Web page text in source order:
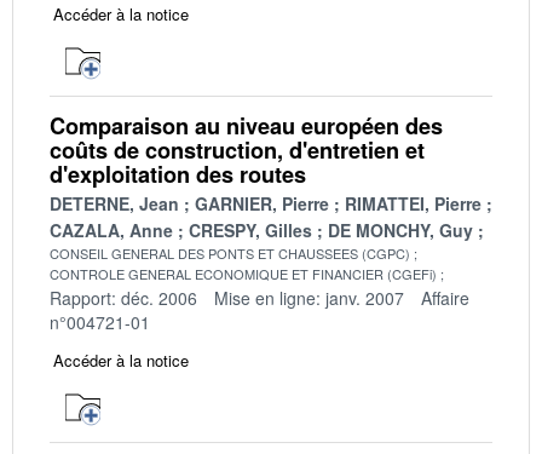
Accéder à la notice
Comparaison au niveau européen des
coûts de construction, d'entretien et
d'exploitation des routes
DETERNE, Jean GARNIER, Pierre
RIMATTEI, Pierre
CAZALA, Anne
CRESPY, Gilles DE MONCHY, Guy
CONSEIL GENERAL DES PONTS ET CHAUSSEES (CGPC)
CONTROLE GENERAL ECONOMIQUE ET FINANCIER (CGEFi)
Rapport: déc. 2006 Mise en ligne: janv. 2007
Affaire
n°004721-01
Accéder à la notice